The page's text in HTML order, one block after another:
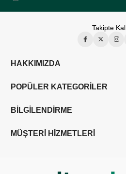
Takipte Kal
HAKKIMIZDA
POPÜLER KATEGORİLER
BİLGİLENDİRME
MÜŞTERİ HİZMETLERİ